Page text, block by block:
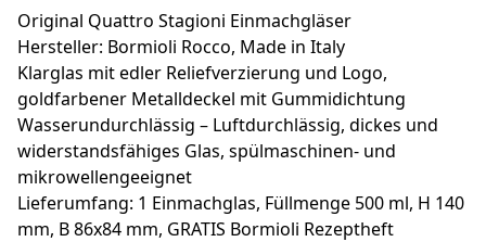
Original Quattro Stagioni Einmachgläser
Hersteller: Bormioli Rocco, Made in Italy
Klarglas mit edler Reliefverzierung und Logo,
goldfarbener Metalldeckel mit Gummidichtung
Wasserundurchlässig – Luftdurchlässig, dickes und
widerstandsfähiges Glas, spülmaschinen- und
mikrowellengeeignet
Lieferumfang: 1 Einmachglas, Füllmenge 500 ml, H 140
mm, B 86x84 mm, GRATIS Bormioli Rezeptheft